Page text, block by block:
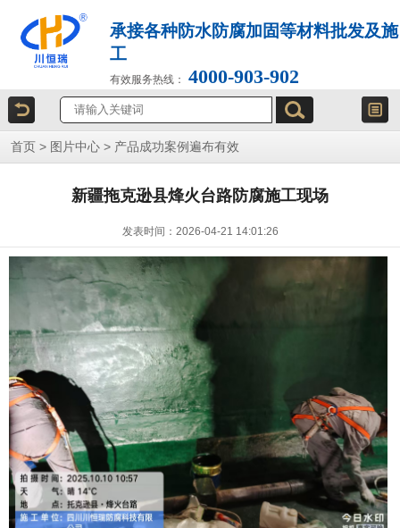
承接各种防水防腐加固等材料批发及施
工
有效服务热线： 4000-903-902
首页 > 图片中心 > 产品成功案例遍布有效
新疆拖克逊县烽火台路防腐施工现场
发表时间：2026-04-21 14:01:26